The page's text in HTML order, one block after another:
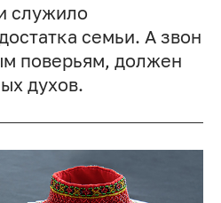
служило
семьи. А звон
поверьям, должен
духов.